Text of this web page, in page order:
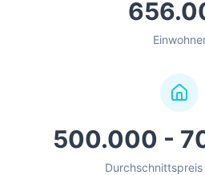
500.000 -
Durchschnittspreis